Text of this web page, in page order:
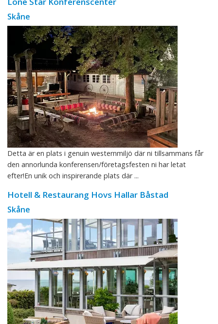
Skåne
Detta är en plats i genuin westernmiljö där ni tillsammans får
den annorlunda konferensen/företagsfesten ni har letat
efter!En unik och inspirerande plats där ...
Hotell & Restaurang Hovs Hallar Båstad
Skåne